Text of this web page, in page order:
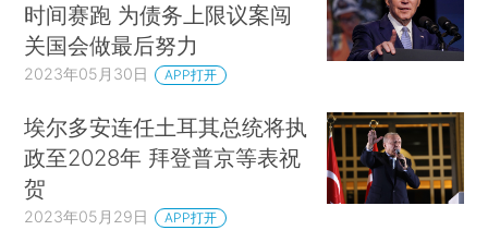
时间赛跑 为债务上限议案闯
关国会做最后努力
2023年05月30日 APP打开
埃尔多安连任土耳其总统将执
政至2028年 拜登普京等表祝
贺
2023年05月29日 APP打开